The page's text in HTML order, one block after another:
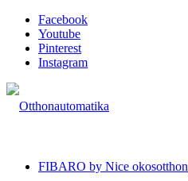
Facebook
Youtube
Pinterest
Instagram
FIBARO by Nice okosotthon